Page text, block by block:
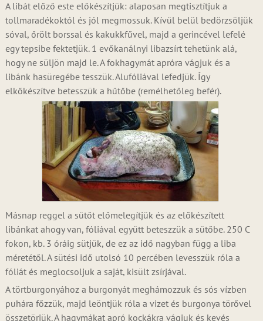
A libát előző este előkészítjük: alaposan megtisztítjuk a
tollmaradékoktól és jól megmossuk. Kívül belül bedörzsöljük
sóval, őrölt borssal és kakukkfűvel, majd a gerincével lefelé
egy tepsibe fektetjük. 1 evőkanálnyi libazsírt tehetünk alá,
hogy ne süljön majd le. A fokhagymát apróra vágjuk és a
libánk hasüregébe tesszük. Alufóliával lefedjük. Így
elkőkészítve betesszük a hűtőbe (remélhetőleg befér).
Másnap reggel a sütőt előmelegítjük és az előkészített
libánkat ahogy van, fóliával együtt beteszzük a sütőbe. 250 C
fokon, kb. 3 óráig sütjük, de ez az idő nagyban függ a liba
méretétől. A sütési idő utolsó 10 percében levesszük róla a
fóliát és meglocsoljuk a saját, kisült zsírjával.
A törtburgonyához a burgonyát meghámozzuk és sós vízben
puhára főzzük, majd leöntjük róla a vizet és burgonya törővel
összetörjük. A hagymákat apró kockákra vágjuk és kevés